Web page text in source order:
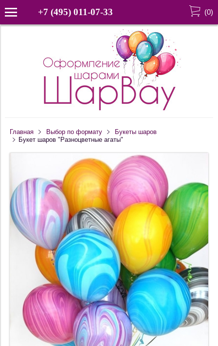
+7 (495) 011-07-33 (0)
Главная Выбор по формату
Букеты шаров
Букет шаров "Разноцветные агаты"